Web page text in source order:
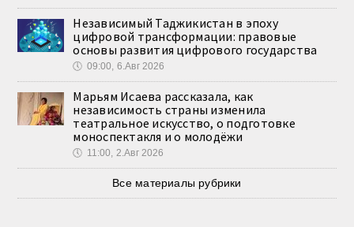
Независимый Таджикистан в эпоху
цифровой трансформации: правовые
основы развития цифрового государства
🕔 09:00, 6.Авг 2026
Марьям Исаева рассказала, как
независимость страны изменила
театральное искусство, о подготовке
моноспектакля и о молодёжи
🕔 11:00, 2.Авг 2026
Все материалы рубрики